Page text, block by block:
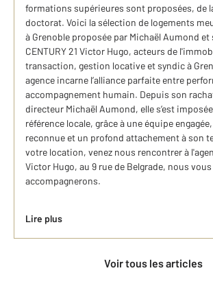
formations supérieures sont proposées, de
doctorat. Voici la sélection de logements
à Grenoble proposée par Michaël Aumond
CENTURY 21 Victor Hugo, acteurs de
transaction, gestion locative et syndic à
agence incarne l’alliance parfaite entre
accompagnement humain. Depuis son
directeur Michaël Aumond, elle s’est
référence locale, grâce à une équipe
reconnue et un profond attachement à son
votre location, venez nous rencontrer à
Victor Hugo, au 9 rue de Belgrade, nous vous
accompagnerons.
Lire plus
Voir tous les articles